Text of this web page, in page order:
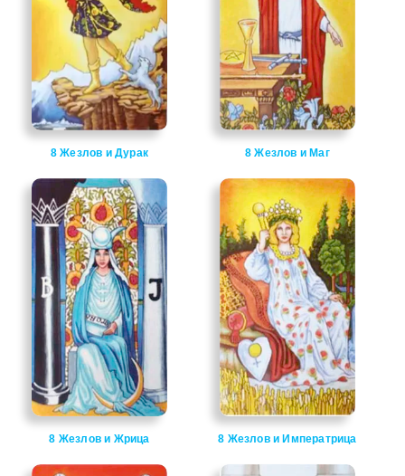
8 Жезлов и Дурак 8 Жезлов и Маг
8 Жезлов и Жрица 8 Жезлов и Императрица